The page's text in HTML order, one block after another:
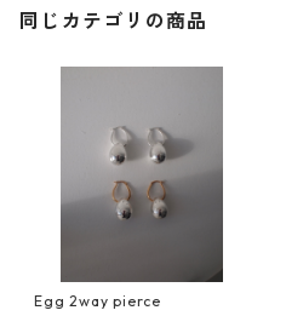
同じカテゴリの商品
Egg 2way pierce